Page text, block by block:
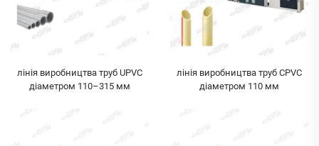
лінія виробництва труб UPVC
діаметром 110–315 мм
лінія виробництва труб CPVC
діаметром 110 мм